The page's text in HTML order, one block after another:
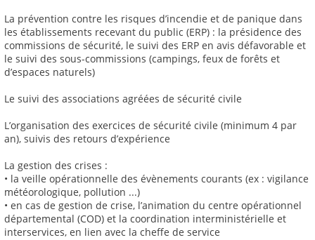
La prévention contre les risques d’incendie et de panique dans
les établissements recevant du public (ERP) : la présidence des
commissions de sécurité, le suivi des ERP en avis défavorable et
le suivi des sous-commissions (campings, feux de forêts et
d’espaces naturels)
Le suivi des associations agréées de sécurité civile
L’organisation des exercices de sécurité civile (minimum 4 par
an), suivis des retours d’expérience
La gestion des crises :
• la veille opérationnelle des évènements courants (ex : vigilance
météorologique, pollution ...)
• en cas de gestion de crise, l’animation du centre opérationnel
départemental (COD) et la coordination interministérielle et
interservices, en lien avec la cheffe de service